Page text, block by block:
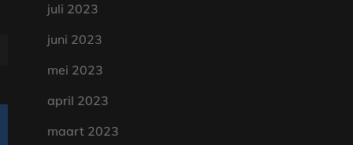
juli 2023
juni 2023
mei 2023
april 2023
maart 2023